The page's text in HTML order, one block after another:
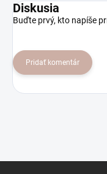
Diskusia
Buďte prvý, kto napíše
Pridať komentár